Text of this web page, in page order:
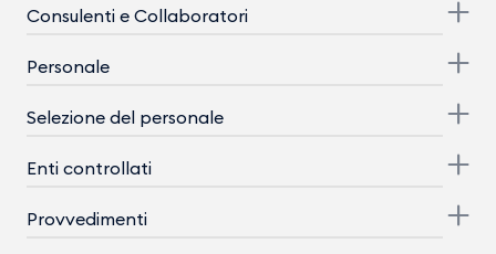
Consulenti e Collaboratori
Personale
Selezione del personale
Enti controllati
Provvedimenti